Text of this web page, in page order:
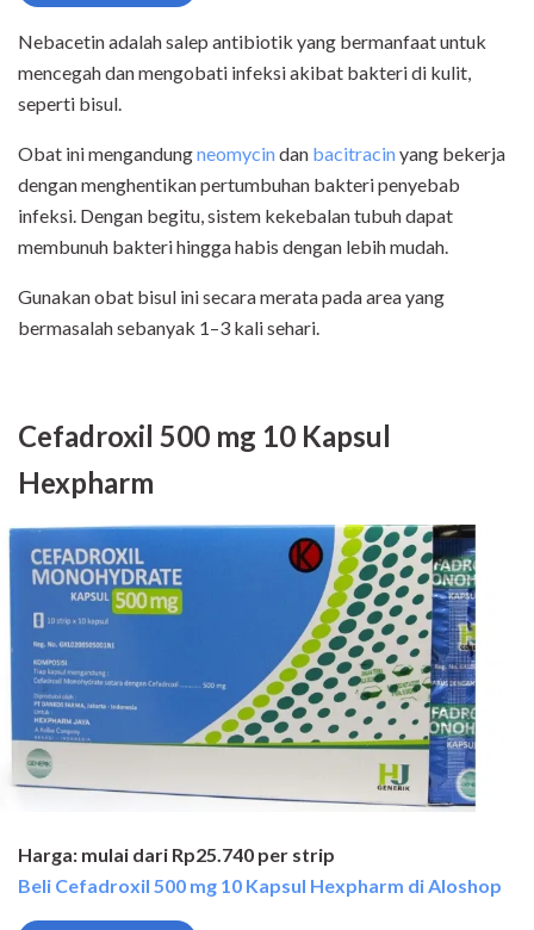
Nebacetin adalah salep antibiotik yang bermanfaat untuk
mencegah dan mengobati infeksi akibat bakteri di kulit,
seperti bisul.
Obat ini mengandungneomycindan bacitracinyang bekerja
dengan menghentikan pertumbuhan bakteri penyebab
infeksi. Dengan begitu, sistem kekebalan tubuh dapat
membunuh bakteri hingga habis dengan lebih mudah.
Gunakan obat bisul ini secara merata pada area yang
bermasalah sebanyak 1–3 kali sehari.
Cefadroxil 500 mg 10 Kapsul
Hexpharm
Harga: mulai dari Rp25.740 per strip
Beli Cefadroxil 500 mg 10 Kapsul Hexpharm di Aloshop